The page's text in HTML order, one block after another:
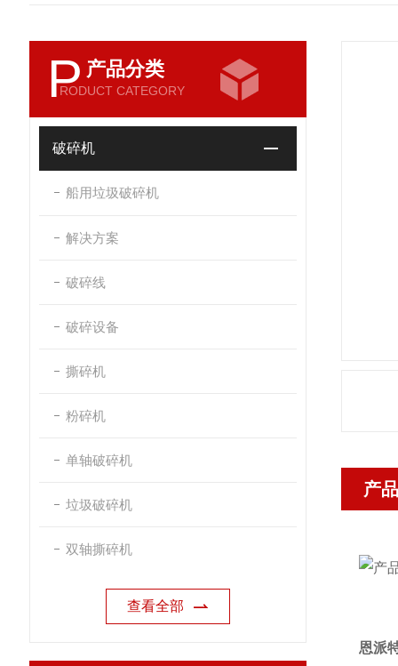
P 产品分类
RODUCT CATEGORY
破碎机
船用垃圾破碎机
解决方案
破碎线
破碎设备
撕碎机
粉碎机
单轴破碎机
垃圾破碎机
双轴撕碎机
查看全部
产
恩派